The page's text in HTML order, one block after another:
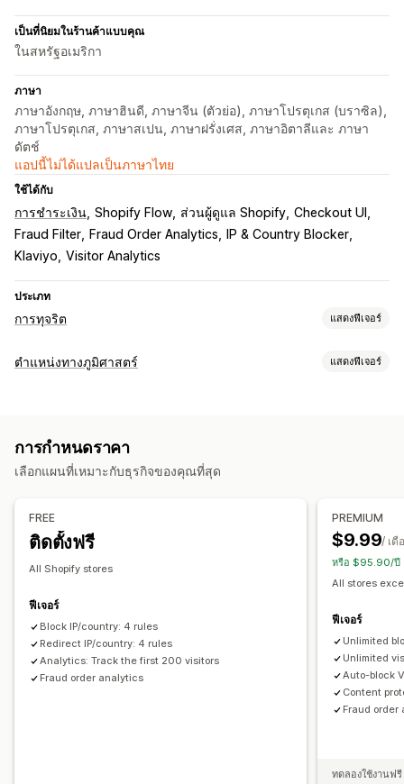
เป็นที่นิยมในร้านค้าแบบคุณ
ในสหรัฐอเมริกา
ภาษา
ภาษาอังกฤษ, ภาษาฮินดี, ภาษาจีน (ตัวย่อ), ภาษาโปรตุเกส (บราซิล),
ภาษาโปรตุเกส, ภาษาสเปน, ภาษาฝรั่งเศส, ภาษาอิตาลีและ ภาษา
ดัตช์
แอปนี้ไม่ได้แปลเป็นภาษาไทย
ใช้ได้กับ
การชำระเงิน Shopify Flow ส่วนผู้ดูแล Shopify Checkout UI
Fraud Filter
Fraud Order Analytics
IP & Country Blocker
Klaviyo Visitor Analytics
ประเภท
การทุจริต แสดงฟีเจอร์
ประเภทการทุจริต
รายการที่บล็อก การเปลี่ยนเส้นทาง Geolocation
การป้องกันเนื้อหา
การบล็อกสแปม การตรวจจับบอท
การแจ้งเตือนและการวิเคราะห์
การแจ้งเตือนการทุจริต
รายงานความเสี่ยง
ตำแหน่งทางภูมิศาสตร์ แสดงฟีเจอร์
การเปลี่ยนเส้นทาง
เปลี่ยนเส้นทางอัตโนมัติ
การตั้งค่าการแปล
ตัวเลือกประเทศ
การกำหนดราคา
เลือกแผนที่เหมาะกับธุรกิจของคุณที่สุด
FREE
ติดตั้งฟรี
All Shopify stores
ฟีเจอร์
Block IP/country: 4 rules
Redirect IP/country: 4 rules
Analytics: Track the first 200 visitors
Fraud order analytics
PREMIUM
$9.99/ เดื
หรือ $95.90/ปี
All stores
ฟีเจอร์
Unlimited
Unlimited
Auto-block
Content
Fraud order
ทดลองใช้งานฟ